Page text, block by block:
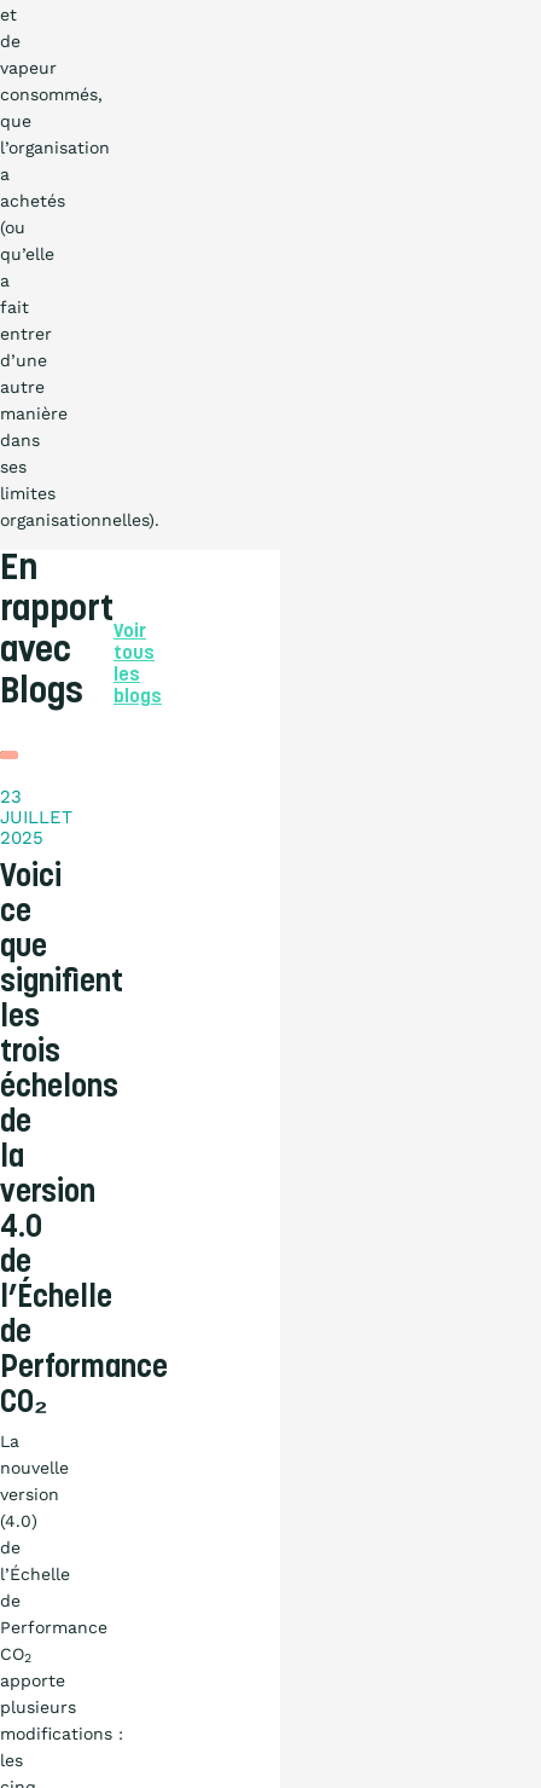
et
de
vapeur
consommés,
que
l’organisation
a
achetés
(ou
qu’elle
a
fait
entrer
d’une
autre
manière
dans
ses
limites
organisationnelles).
En
rapport
avec
Blogs
Voir
tous
les
blogs
23
JUILLET
2025
Voici
ce
que
signifient
les
trois
échelons
de
la
version
4.0
de
l’Échelle
de
Performance
CO₂
La
nouvelle
version
(4.0)
de
l’Échelle
de
Performance
CO2
apporte
plusieurs
modifications :
les